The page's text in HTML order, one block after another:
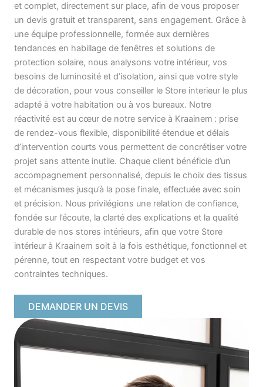
et complet, directement sur place, afin de vous proposer
un devis gratuit et transparent, sans engagement. Grâce à
une équipe professionnelle, formée aux dernières
tendances en habillage de fenêtres et solutions de
protection solaire, nous analysons votre intérieur, vos
besoins de luminosité et d’isolation, ainsi que votre style
de décoration, pour vous conseiller le Store interieur le plus
adapté à votre habitation ou à vos bureaux. Notre
réactivité est au cœur de notre service à Kraainem : prise
de rendez-vous flexible, disponibilité étendue et délais
d’intervention courts vous permettent de concrétiser votre
projet sans attente inutile. Chaque client bénéficie d’un
accompagnement personnalisé, depuis le choix des tissus
et mécanismes jusqu’à la pose finale, effectuée avec soin
et précision. Nous privilégions une relation de confiance,
fondée sur l’écoute, la clarté des explications et la qualité
durable de nos stores intérieurs, afin que votre Store
intérieur à Kraainem soit à la fois esthétique, fonctionnel et
pérenne, tout en respectant votre budget et vos
contraintes techniques.
DEMANDER UN DEVIS